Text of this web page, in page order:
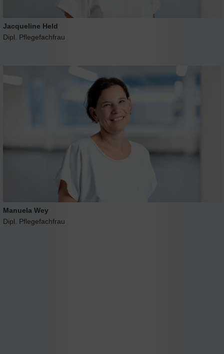
Jacqueline Held
Dipl. Pflegefachfrau
Manuela Wey
Dipl. Pflegefachfrau